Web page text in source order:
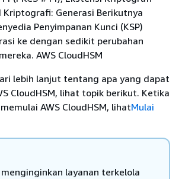
Kriptografi: Generasi Berikutnya
Penyimpanan Kunci (KSP)
ke dengan sedikit perubahan
AWS CloudHSM
lebih lanjut tentang apa yang dapat
CloudHSM, lihat topik berikut. Ketika
AWS CloudHSM, lihatMulai
layanan terkelola